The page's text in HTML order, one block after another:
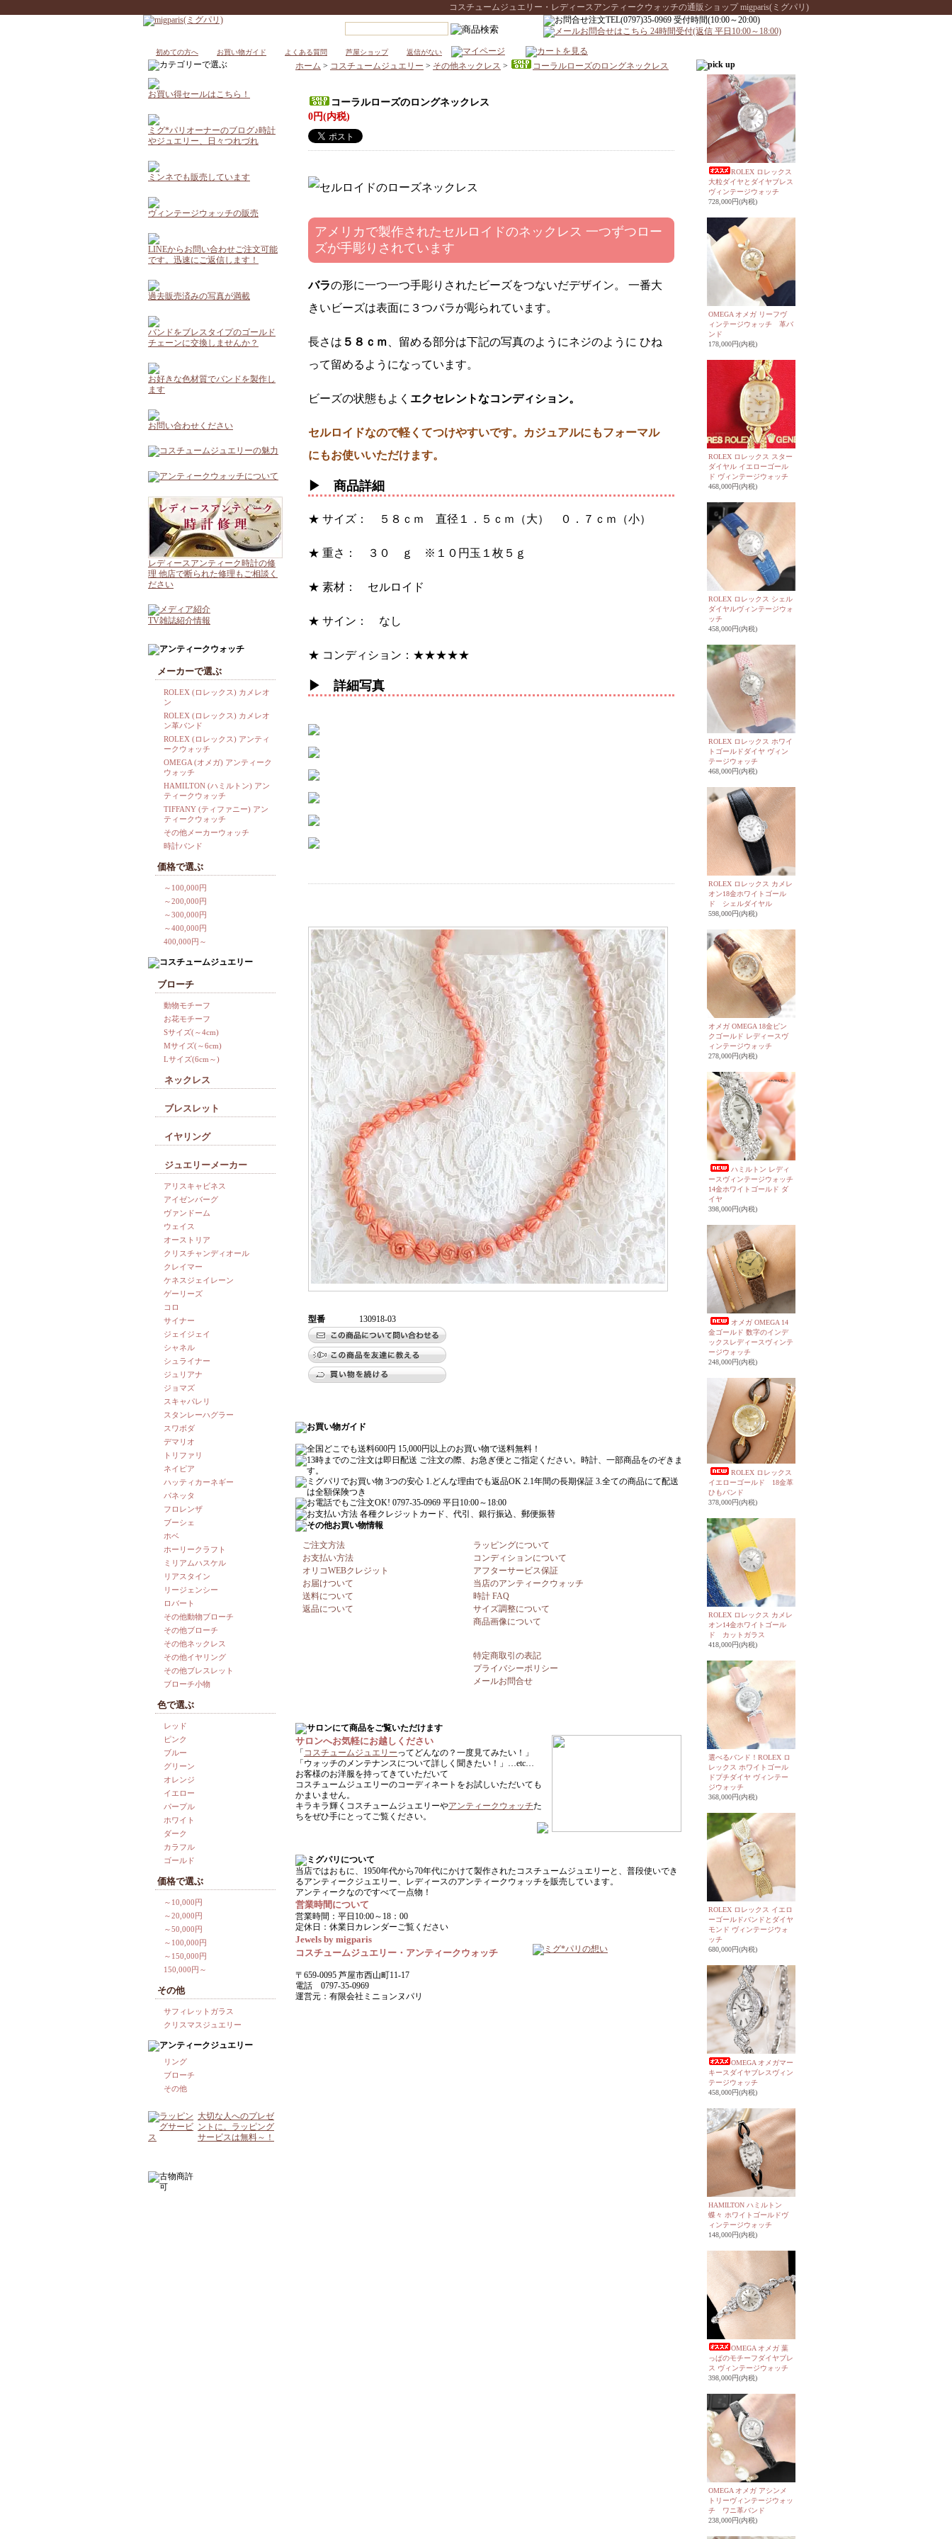
コスチュームジュエリー・レディースアンティークウォッチの通販ショップ migparis(ミグパリ)
初めての方へ お買い物ガイド よくある質問 芦屋ショップ 返信がない
ホーム > コスチュームジュエリー > その他ネックレス > コーラルローズのロングネックレス
コーラルローズのロングネックレス
0円(内税)
アメリカで製作されたセルロイドのネックレス 一つずつロー
ズが手彫りされています
バラの形に一つ一つ手彫りされたビーズをつないだデザイン。 一番大
きいビーズは表面に３つバラが彫られています。
長さは ５８ｃｍ 、留める部分は下記の写真のようにネジのように ひね
って留めるようになっています。
ビーズの状態もよく エクセレントなコンディション。
セルロイドなので軽くてつけやすいです。カジュアルにもフォーマル
にもお使いいただけます。
▶ 商品詳細
★ サイズ： ５８ｃｍ 直径１．５ｃｍ（大） ０．７ｃｍ（小）
★ 重さ： ３０ ｇ ※１０円玉１枚５ｇ
★ 素材： セルロイド
★ サイン： なし
★ コンディション：★★★★★
▶ 詳細写真
型番 130918-03
ご注文方法
お支払い方法
オリコWEBクレジット
お届けついて
送料について
返品について
ラッピングについて
コンディションについて
アフターサービス保証
当店のアンティークウォッチ
時計 FAQ
サイズ調整について
商品画像について
特定商取引の表記
プライバシーポリシー
メールお問合せ
サロンへお気軽にお越しください
「 コスチュームジュエリーってどんなの？一度見てみたい！」
「ウォッチのメンテナンスについて詳しく聞きたい！」…etc…
お客様のお洋服を持ってきていただいて
コスチュームジュエリーのコーディネートをお試しいただいても
かまいません。
キラキラ輝くコスチュームジュエリーやアンティークウォッチた
ちをぜひ手にとってご覧ください。
当店ではおもに、1950年代から70年代にかけて製作されたコスチュームジュエリーと、普段使いでき
るアンティークジュエリー、レディースのアンティークウォッチを販売しています。
アンティークなのですべて一点物！
営業時間について
営業時間：平日10:00～18：00
定休日：休業日カレンダーご覧ください
Jewels by migparis
コスチュームジュエリー・アンティークウォッチ
〒659-0095 芦屋市西山町11-17
電話 0797-35-0969
運営元：有限会社ミニョンヌパリ
お買い得セールはこちら！
ミグ*パリオーナーのブログ♪時計
やジュエリー、日々つれづれ
ミンネでも販売しています
ヴィンテージウォッチの販売
LINEからお問い合わせご注文可能
です。迅速にご返信します！
過去販売済みの写真が満載
バンドをブレスタイプのゴールド
チェーンに交換しませんか？
お好きな色材質でバンドを製作し
ます
お問い合わせください
レディースアンティーク時計の修
理 他店で断られた修理もご相談く
ださい
TV雑誌紹介情報
メーカーで選ぶ
ROLEX (ロレックス) カメレオ
ン
ROLEX (ロレックス) カメレオ
ン革バンド
ROLEX (ロレックス) アンティ
ークウォッチ
OMEGA (オメガ) アンティーク
ウォッチ
HAMILTON (ハミルトン) アン
ティークウォッチ
TIFFANY (ティファニー) アン
ティークウォッチ
その他メーカーウォッチ
時計バンド
価格で選ぶ
～100,000円
～200,000円
～300,000円
～400,000円
400,000円～
ブローチ
動物モチーフ
お花モチーフ
Sサイズ(～4cm)
Mサイズ(～6cm)
Lサイズ(6cm～)
ネックレス
ブレスレット
イヤリング
ジュエリーメーカー
アリスキャビネス
アイゼンバーグ
ヴァンドーム
ウェイス
オーストリア
クリスチャンディオール
クレイマー
ケネスジェイレーン
ゲーリーズ
コロ
サイナー
ジェイジェイ
シャネル
シュライナー
ジュリアナ
ジョマズ
スキャパレリ
スタンレーハグラー
スワボダ
デマリオ
トリファリ
ネイピア
ハッティカーネギー
パネッタ
フロレンザ
ブーシェ
ホベ
ホーリークラフト
ミリアムハスケル
リアスタイン
リージェンシー
ロバート
その他動物ブローチ
その他ブローチ
その他ネックレス
その他イヤリング
その他ブレスレット
ブローチ小物
色で選ぶ
レッド
ピンク
ブルー
グリーン
オレンジ
イエロー
パープル
ホワイト
ダーク
カラフル
ゴールド
価格で選ぶ
～10,000円
～20,000円
～50,000円
～100,000円
～150,000円
150,000円～
その他
サフィレットガラス
クリスマスジュエリー
リング
ブローチ
その他
大切な人へのプレゼ
ントに。ラッピング
サービスは無料～！
ROLEX ロレックス
大粒ダイヤとダイヤブレス
ヴィンテージウォッチ
728,000円(内税)
OMEGA オメガ リーフヴ
ィンテージウォッチ 革バ
ンド
178,000円(内税)
ROLEX ロレックス スター
ダイヤル イエローゴール
ド ヴィンテージウォッチ
468,000円(内税)
ROLEX ロレックス シェル
ダイヤルヴィンテージウォ
ッチ
458,000円(内税)
ROLEX ロレックス ホワイ
トゴールドダイヤ ヴィン
テージウォッチ
468,000円(内税)
ROLEX ロレックス カメレ
オン18金ホワイトゴール
ド シェルダイヤル
598,000円(内税)
オメガ OMEGA 18金ピン
クゴールド レディースヴ
ィンテージウォッチ
278,000円(内税)
ハミルトン レディ
ースヴィンテージウォッチ
14金ホワイトゴールド ダ
イヤ
398,000円(内税)
オメガ OMEGA 14
金ゴールド 数字のインデ
ックスレディースヴィンテ
ージウォッチ
248,000円(内税)
ROLEX ロレックス
イエローゴールド 18金革
ひもバンド
378,000円(内税)
ROLEX ロレックス カメレ
オン14金ホワイトゴール
ド カットガラス
418,000円(内税)
選べるバンド！ROLEX ロ
レックス ホワイトゴール
ドプチダイヤ ヴィンテー
ジウォッチ
368,000円(内税)
ROLEX ロレックス イエロ
ーゴールドバンドとダイヤ
モンド ヴィンテージウォ
ッチ
680,000円(内税)
OMEGA オメガマー
キースダイヤブレスヴィン
テージウォッチ
458,000円(内税)
HAMILTON ハミルトン
蝶々 ホワイトゴールドヴ
ィンテージウォッチ
148,000円(内税)
OMEGA オメガ 葉
っぱのモチーフダイヤブレ
ス ヴィンテージウォッチ
398,000円(内税)
OMEGA オメガ アシンメ
トリーヴィンテージウォッ
チ ワニ革バンド
238,000円(内税)